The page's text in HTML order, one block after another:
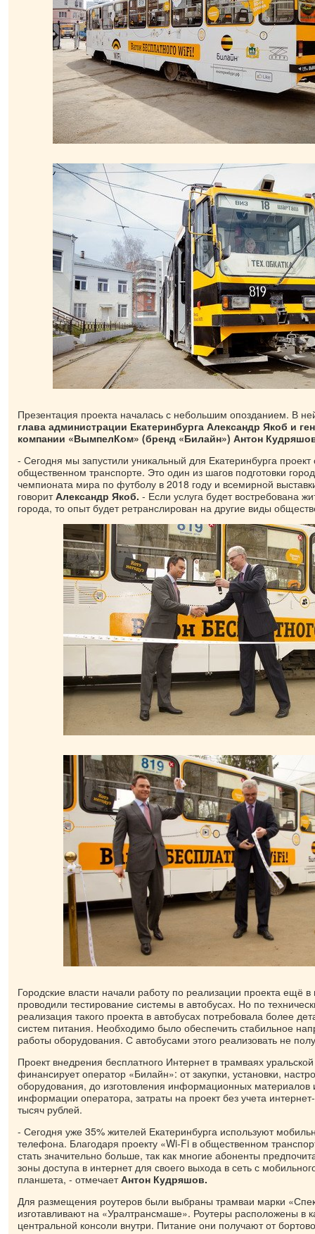
Презентация проекта началась с небольшим опозданием. В
глава администрации Екатеринбурга Александр Якоб и
компании «ВымпелКом» (бренд «Билайн») Антон
- Сегодня мы запустили уникальный для Екатеринбурга
общественном транспорте. Это один из шагов подготовки
чемпионата мира по футболу в 2018 году и всемирной
говоритАлександр Якоб. - Если услуга будет востребована
города, то опыт будет ретранслирован на другие виды
Городские власти начали работу по реализации проекта ещё
проводили тестирование системы в автобусах. Но по
реализация такого проекта в автобусах потребовала более
систем питания. Необходимо было обеспечить стабильное
работы оборудования. С автобусами этого реализовать не
Проект внедрения бесплатного Интернет в трамваях
финансирует оператор «Билайн»: от закупки, установки,
оборудования, до изготовления информационных
информации оператора, затраты на проект без учета
тысяч рублей.
- Сегодня уже 35% жителей Екатеринбурга используют
телефона. Благодаря проекту «Wi-Fi в общественном
стать значительно больше, так как многие абоненты
зоны доступа в интернет для своего выхода в сеть с
планшета, - отмечаетАнтон Кудряшов.
Для размещения роутеров были выбраны трамваи марки
изготавливают на «Уралтрансмаше». Роутеры расположены в
центральной консоли внутри. Питание они получают от